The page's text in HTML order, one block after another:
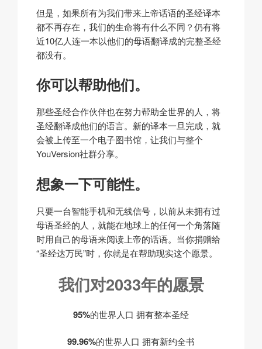
但是，如果所有为我们带来上帝话语的圣经译本
都不再存在，我们的生命将有什么不同？仍有将
近10亿人连一本以他们的母语翻译成的完整圣经
都没有。
你可以帮助他们。
那些圣经合作伙伴也在努力帮助全世界的人，将
圣经翻译成他们的语言。新的译本一旦完成，就
会被上传至一个电子图书馆，让我们与整个
YouVersion社群分享。
想象一下可能性。
只要一台智能手机和无线信号，以前从未拥有过
母语圣经的人，就能在地球上的任何一个角落随
时用自己的母语来阅读上帝的话语。当你捐赠给
“圣经达万民”时，你就是在帮助现实这个愿景。
我们对2033年的愿景
95%的世界人口 拥有整本圣经
99.96%的世界人口 拥有新约全书